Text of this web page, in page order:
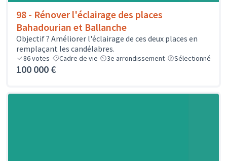
98 - Rénover l'éclairage des places
Bahadourian et Ballanche
Objectif ? Améliorer l'éclairage de ces deux places en
remplaçant les candélabres.
86votes Cadre de vie 3e arrondissement Sélectionné
100 000 €